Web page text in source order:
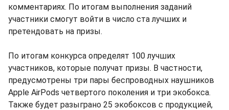
комментариях. По итогам выполнения заданий
участники смогут войти в число ста лучших и
претендовать на призы.
По итогам конкурса определят 100 лучших
участников, которые получат призы. В частности,
предусмотрены три пары беспроводных наушников
Apple AirPods четвертого поколения и три экобокса.
Также будет разыграно 25 экобоксов с продукцией,